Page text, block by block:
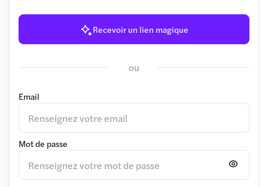
Recevoir un lien magique
ou
Email
Mot de passe